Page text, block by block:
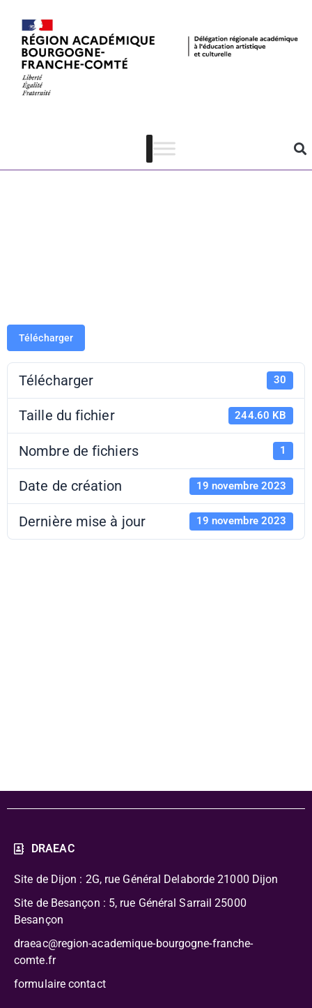
Remplis ta
modalités de
Télécharger
Télécharger 30
Taille du fichier 244.60 KB
Nombre de fichiers 1
Date de création 19 novembre 2023
Dernière mise à jour 19 novembre 2023
DRAEAC
Site de Dijon : 2G, rue Général Delaborde 21000 Dijon
Site de Besançon : 5, rue Général Sarrail 25000
Besançon
draeac@region-academique-bourgogne-franche-
comte.fr
formulaire contact